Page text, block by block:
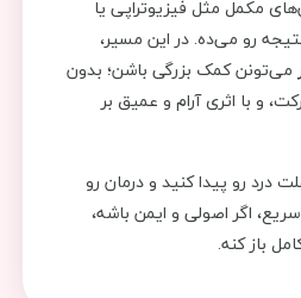
مکمل مثل فیزیوتراپی یا
رو می‌ده. در این مسیر،
می‌تونن کمک بزرگی باشن؛ بدون
و با اثری آرام و عمیق بر
درد رو پیدا کنید و درمان رو
اگر اصولی و ایمن باشه،
باز کنه.